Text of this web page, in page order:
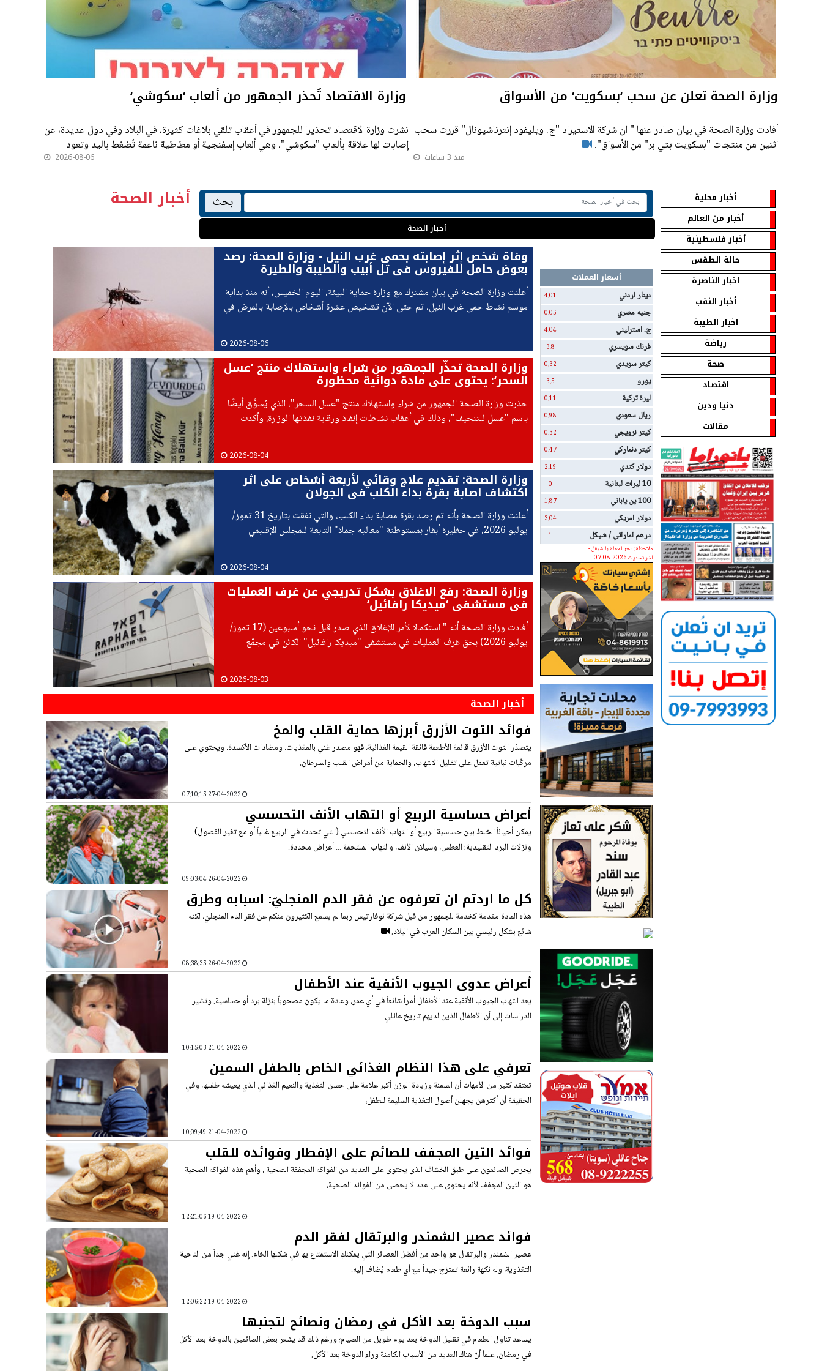
وزارة الصحة تعلن عن سحب ‘بسكويت‘ من الأسواق
أفادت وزارة الصحة في بيان صادر عنها " ان شركة الاستيراد "ج. ويليفود إنترناشيونال" قررت سحب
اثنين من منتجات "بسكويت بتي بر" من الأسواق".
منذ 3 ساعات
وزارة الاقتصاد تُحذر الجمهور من ألعاب ‘سكوشي‘
نشرت وزارة الاقتصاد تحذيرا للجمهور في أعقاب تلقي بلاغات كثيرة، في البلاد وفي دول عديدة، عن
إصابات لها علاقة بألعاب "سكوشي"، وهي ألعاب إسفنجية أو مطاطية ناعمة تُضغط باليد وتعود
2026-08-06
أخبار محلية
أخبار من العالم
أخبار فلسطينية
حالة الطقس
اخبار الناصرة
أخبار النقب
اخبار الطيبة
رياضة
صحة
اقتصاد
دنيا ودين
مقالات
بحث
أخبار الصحة
أخبار الصحة
أسعار العملات
دينار اردني
4.01
جنيه مصري 0.05
ج. استرليني 4.04
فرنك سويسري 3.8
كيتر سويدي 0.32
يورو 3.5
ليرة تركية 0.11
ريال سعودي 0.98
كيتر نرويجي 0.32
كيتر دنماركي 0.47
دولار كندي 2.19
10 ليرات لبنانية 0
100 ين ياباني 1.87
دولار امريكي 3.04
درهم اماراتي / شيكل
1
ملاحظة: سعر العملة بالشيقل -
اخر تحديث 2026-08-07
وفاة شخص إثر إصابته بحمى غرب النيل - وزارة الصحة: رصد
بعوض حامل للفيروس في تل أبيب والطيبة والطيرة
وقلنسوة
أعلنت وزارة الصحة في بيان مشترك مع وزارة حماية البيئة، اليوم الخميس، أنه منذ بداية
موسم نشاط حمى غرب النيل، تم حتى الآن تشخيص عشرة أشخاص بالإصابة بالمرض في
2026-08-06
وزارة الصحة تحذّر الجمهور من شراء واستهلاك منتج ‘عسل
السحر‘: يحتوي على مادة دوائية محظورة
حذرت وزارة الصحة الجمهور من شراء واستهلاك منتج "عسل السحر"، الذي يُسوَّق أيضًا
باسم "عسل للتنحيف"، وذلك في أعقاب نشاطات إنفاذ ورقابة نفذتها الوزارة. وأكدت
2026-08-04
وزارة الصحة: تقديم علاج وقائي لأربعة أشخاص على اثر
اكتشاف اصابة بقرة بداء الكلب في الجولان
أعلنت وزارة الصحة بأنه تم رصد بقرة مصابة بداء الكلب، والتي نفقت بتاريخ 31 تموز/
يوليو 2026، في حظيرة أبقار بمستوطنة "معاليه جملا" التابعة للمجلس الإقليمي
2026-08-04
وزارة الصحة: رفع الاغلاق بشكل تدريجي عن غرف العمليات
في مستشفى ‘ميديكا رافائيل‘
أفادت وزارة الصحة أنه " استكمالا لأمر الإغلاق الذي صدر قبل نحو أسبوعين (17 تموز/
يوليو 2026) بحق غرف العمليات في مستشفى "ميديكا رافائيل" الكائن في مجمّع
2026-08-03
أخبار الصحة
فوائد التوت الأزرق أبرزها حماية القلب والمخ
يتصدّر التوت الأزرق قائمة الأطعمة فائقة القيمة الغذائية، فهو مصدر غني بالمغذيات، ومضادات الأكسدة، ويحتوي على
مركّبات نباتية تعمل على تقليل الالتهاب، والحماية من أمراض القلب والسرطان.
أعراض حساسية الربيع أو التهاب الأنف التحسسي
يمكن أحياناً الخلط بين حساسية الربيع أو التهاب الأنف التحسسي (التي تحدث في الربيع غالباً أو مع تغير الفصول)
ونزلات البرد التقليدية: العطس، وسيلان الأنف، والتهاب الملتحمة ... أعراض محددة.
كل ما اردتم ان تعرفوه عن فقر الدم المنجليّ: اسبابه وطرق
علاجه
هذه المادة مقدمة كخدمة للجمهور من قبل شركة نوفارتيس ربما لم يسمع الكثيرون منكم عن فقر الدم المنجليّ، لكنه
شائع بشكل رئيسي بين السكان العرب في البلاد.
أعراض عدوى الجيوب الأنفية عند الأطفال
يعد التهاب الجيوب الأنفية عند الأطفال أمراً شائعاً في أي عمر، وعادة ما يكون مصحوباً بنزلة برد أو حساسية. وتشير
الدراسات إلى أن الأطفال الذين لديهم تاريخ عائلي
تعرفي على هذا النظام الغذائي الخاص بالطفل السمين
تعتقد كثير من الأمهات أن السمنة وزيادة الوزن أكبر علامة على حسن التغذية والنعيم الغذائي الذي يعيشه طفلها، وفي
الحقيقة أن أكثرهن يجهلن أصول التغذية السليمة للطفل،
فوائد التين المجفف للصائم على الإفطار وفوائده للقلب
يحرص الصائمون على طبق الخشاف الذى يحتوى على العديد من الفواكه المجففة الصحية ، وأهم هذه الفواكه الصحية
هو التين المجفف لأنه يحتوى على عدد لا يحصى من الفوائد الصحية،
فوائد عصير الشمندر والبرتقال لفقر الدم
عصير الشمندر والبرتقال هو واحد من أفضل العصائر التي يمكنكِ الاستمتاع بها في شكلها الخام. إنه غني جداً من الناحية
التغذوية، وله نكهة رائعة تمتزج جيداً مع أي طعام يُضاف إليه.
سبب الدوخة بعد الأكل في رمضان ونصائح لتجنبها
يساعد تناول الطعام في تقليل الدوخة بعد يوم طويل من الصيام؛ ورغم ذلك قد يشعر بعض الصائمين بالدوخة بعد الأكل
في رمضان. علماً أنّ هناك العديد من الأسباب الكامنة وراء الدوخة بعد الأكل.